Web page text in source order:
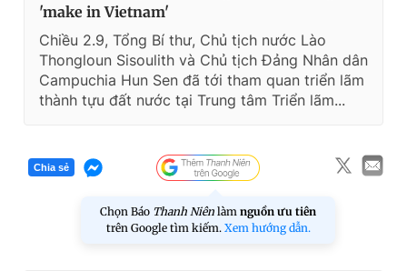
'make in Vietnam'
Chiều 2.9, Tổng Bí thư, Chủ tịch nước Lào
Thongloun Sisoulith và Chủ tịch Đảng Nhân dân
Campuchia Hun Sen đã tới tham quan triển lãm
thành tựu đất nước tại Trung tâm Triển lãm...
Chia sẻ
Chọn Báo Thanh Niên làm nguồn ưu tiên
trên Google tìm kiếm. Xem hướng dẫn.